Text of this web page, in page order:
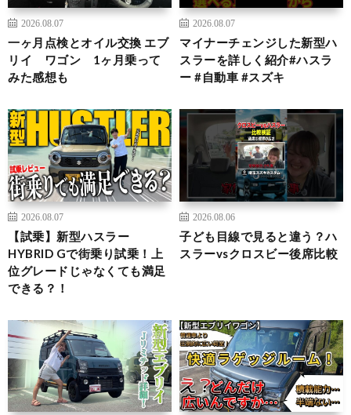
2026.08.07
一ヶ月点検とオイル交換 エブ
リイ ワゴン 1ヶ月乗って
みた感想も
2026.08.07
マイナーチェンジした新型ハ
スラーを詳しく紹介#ハスラ
ー #自動車 #スズキ
2026.08.07
【試乗】新型ハスラー
HYBRID Gで街乗り試乗！上
位グレードじゃなくても満足
できる？！
2026.08.06
子ども目線で見ると違う？ハ
スラーvsクロスビー後席比較